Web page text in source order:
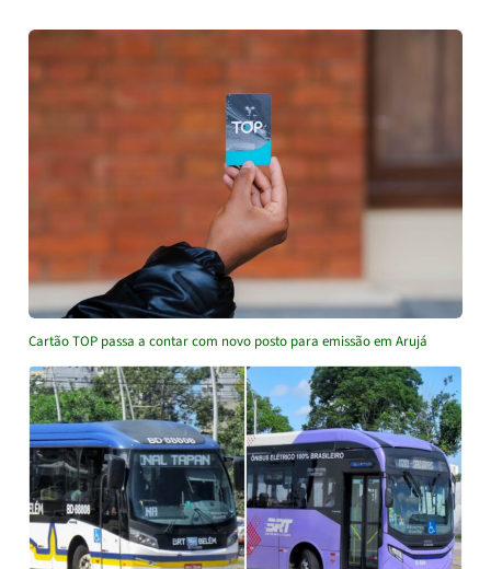
Cartão TOP passa a contar com novo posto para emissão em Arujá